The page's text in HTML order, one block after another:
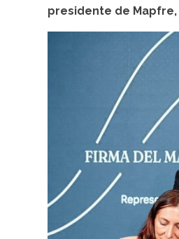
presidente de Mapfre,